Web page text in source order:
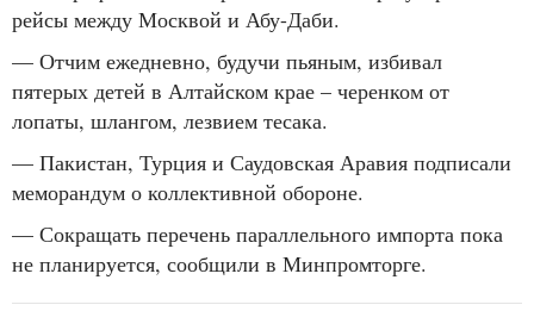
рейсы между Москвой и Абу-Даби.
— Отчим ежедневно, будучи пьяным, избивал
пятерых детей в Алтайском крае – черенком от
лопаты, шлангом, лезвием тесака.
— Пакистан, Турция и Саудовская Аравия подписали
меморандум о коллективной обороне.
— Сокращать перечень параллельного импорта пока
не планируется, сообщили в Минпромторге.